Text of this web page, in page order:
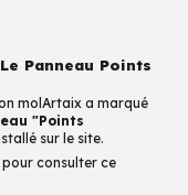
Panneau Points
molArtaix a marqué
"Points
sur le site.
pour consulter ce